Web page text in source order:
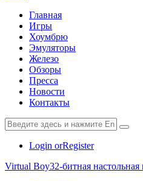
Главная
Игры
Хоумбрю
Эмуляторы
Железо
Обзоры
Пресса
Новости
Контакты
Login orRegister
Virtual Boy32-битная настольная